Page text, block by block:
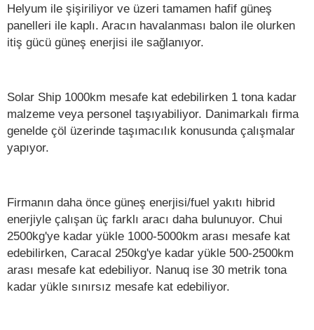
Helyum ile şişiriliyor ve üzeri tamamen hafif güneş
panelleri ile kaplı. Aracın havalanması balon ile olurken
itiş gücü güneş enerjisi ile sağlanıyor.
Solar Ship 1000km mesafe kat edebilirken 1 tona kadar
malzeme veya personel taşıyabiliyor. Danimarkalı firma
genelde çöl üzerinde taşımacılık konusunda çalışmalar
yapıyor.
Firmanın daha önce güneş enerjisi/fuel yakıtı hibrid
enerjiyle çalışan üç farklı aracı daha bulunuyor. Chui
2500kg'ye kadar yükle 1000-5000km arası mesafe kat
edebilirken, Caracal 250kg'ye kadar yükle 500-2500km
arası mesafe kat edebiliyor. Nanuq ise 30 metrik tona
kadar yükle sınırsız mesafe kat edebiliyor.